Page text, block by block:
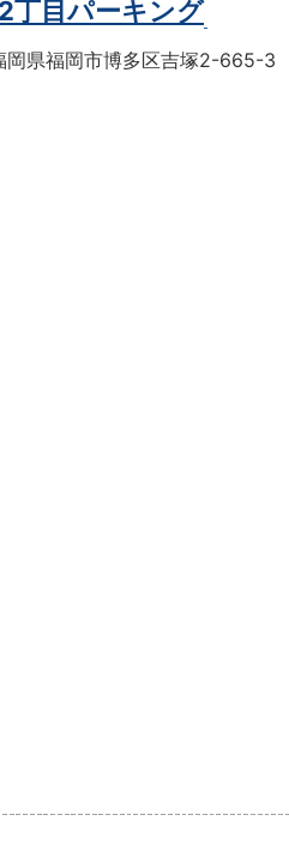
丁目パーキング
岡県福岡市博多区吉塚2-665-3